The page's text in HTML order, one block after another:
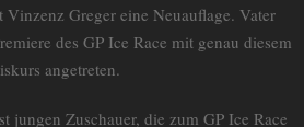
Vinzenz Greger eine Neuauflage. Vater
des GP Ice Race mit genau diesem
angetreten.
jungen Zuschauer, die zum GP Ice Race